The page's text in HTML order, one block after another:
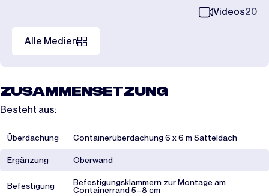
Videos20
Alle Medien
ZUSAMMENSETZUNG
Besteht aus:
Überdachung Containerüberdachung 6 x 6 m Satteldach
Ergänzung Oberwand
Befestigung
Befestigungsklammern zur Montage am
Containerrand 5–8 cm